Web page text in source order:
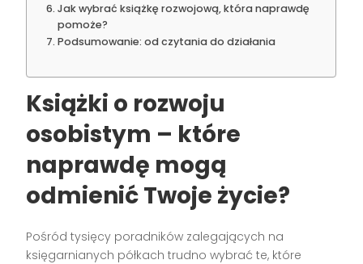
Jak wybrać książkę rozwojową, która naprawdę
pomoże?
Podsumowanie: od czytania do działania
Książki o rozwoju
osobistym – które
naprawdę mogą
odmienić Twoje życie?
Pośród tysięcy poradników zalegających na
księgarnianych półkach trudno wybrać te, które